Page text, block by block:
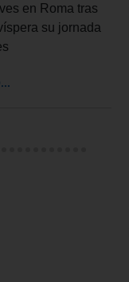
en Roma tras
su jornada